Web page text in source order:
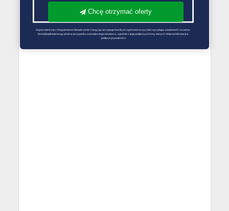
Chcę otrzymać oferty
Zapoznałem się z Regulaminem Świadczenie Usług i go akceptuję Każdą ze zgód można wycofać wysyłając wiadomość na adres
biuro@optimalenergy.pl lub w przypadku zewnętrznego dostawcy, zgodnie z jego polityką ochrony danych. Więcej informacji w
polityce prywatności